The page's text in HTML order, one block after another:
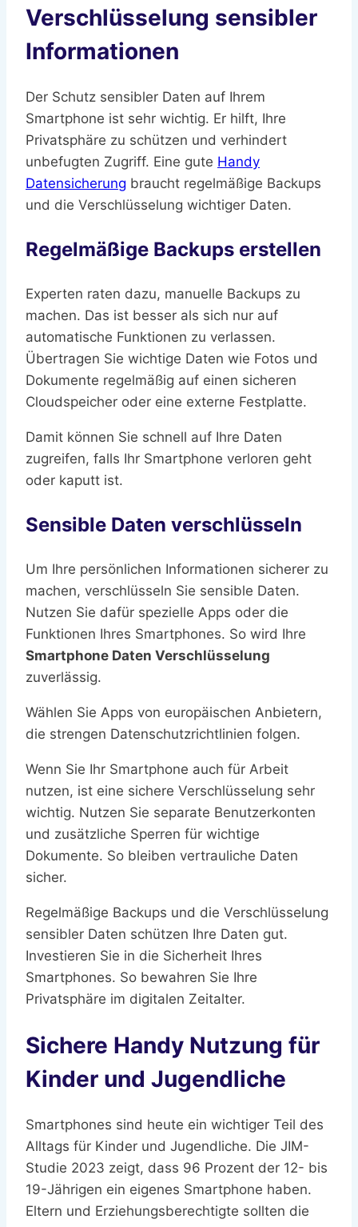
Verschlüsselung sensibler
Informationen
Der Schutz sensibler Daten auf Ihrem
Smartphone ist sehr wichtig. Er hilft, Ihre
Privatsphäre zu schützen und verhindert
unbefugten Zugriff. Eine gute Handy
Datensicherung braucht regelmäßige Backups
und die Verschlüsselung wichtiger Daten.
Regelmäßige Backups erstellen
Experten raten dazu, manuelle Backups zu
machen. Das ist besser als sich nur auf
automatische Funktionen zu verlassen.
Übertragen Sie wichtige Daten wie Fotos und
Dokumente regelmäßig auf einen sicheren
Cloudspeicher oder eine externe Festplatte.
Damit können Sie schnell auf Ihre Daten
zugreifen, falls Ihr Smartphone verloren geht
oder kaputt ist.
Sensible Daten verschlüsseln
Um Ihre persönlichen Informationen sicherer zu
machen, verschlüsseln Sie sensible Daten.
Nutzen Sie dafür spezielle Apps oder die
Funktionen Ihres Smartphones. So wird Ihre
Smartphone Daten Verschlüsselung
zuverlässig.
Wählen Sie Apps von europäischen Anbietern,
die strengen Datenschutzrichtlinien folgen.
Wenn Sie Ihr Smartphone auch für Arbeit
nutzen, ist eine sichere Verschlüsselung sehr
wichtig. Nutzen Sie separate Benutzerkonten
und zusätzliche Sperren für wichtige
Dokumente. So bleiben vertrauliche Daten
sicher.
Regelmäßige Backups und die Verschlüsselung
sensibler Daten schützen Ihre Daten gut.
Investieren Sie in die Sicherheit Ihres
Smartphones. So bewahren Sie Ihre
Privatsphäre im digitalen Zeitalter.
Sichere Handy Nutzung für
Kinder und Jugendliche
Smartphones sind heute ein wichtiger Teil des
Alltags für Kinder und Jugendliche. Die JIM-
Studie 2023 zeigt, dass 96 Prozent der 12- bis
19-Jährigen ein eigenes Smartphone haben.
Eltern und Erziehungsberechtigte sollten die